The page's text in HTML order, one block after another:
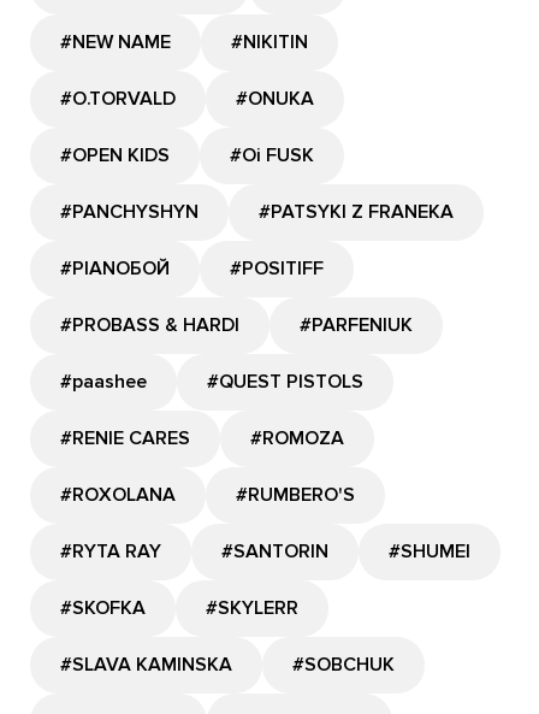
#NEW NAME #NIKITIN
#O.TORVALD #ONUKA
#OPEN KIDS #Oi FUSK
#PANCHYSHYN #PATSYKI Z FRANEKA
#PIANOБОЙ #POSITIFF
#PROBASS & HARDI #PARFENIUK
#paashee #QUEST PISTOLS
#RENIE CARES #ROMOZA
#ROXOLANA #RUMBERO'S
#RYTA RAY #SANTORIN #SHUMEI
#SKOFKA #SKYLERR
#SLAVA KAMINSKA #SOBCHUK